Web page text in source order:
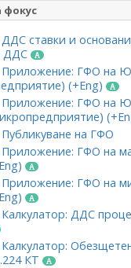
фокус
ставки и
ДДС
ГФО на
(+Eng)
ГФО на
на ГФО
ГФО на
ГФО на
ДДС
КТ